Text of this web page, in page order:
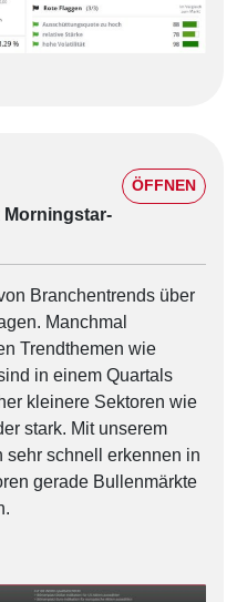
ÖFFNEN
Morningstar-
Branchentrends über
Manchmal
Trendthemen wie
in einem Quartals
kleinere Sektoren wie
stark. Mit unserem
sehr schnell erkennen in
gerade Bullenmärkte